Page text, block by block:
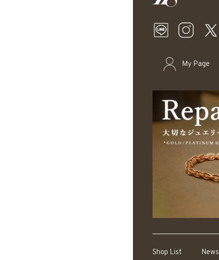
My Page
Shop List News